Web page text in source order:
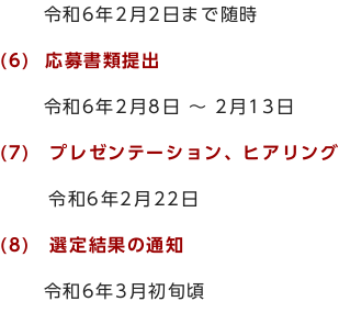
令和6年2月2日まで随時
(6) 応募書類提出
令和6年2月8日 ～ 2月13日
(7) プレゼンテーション、ヒアリング
令和6年2月22日
(8) 選定結果の通知
令和6年3月初旬頃